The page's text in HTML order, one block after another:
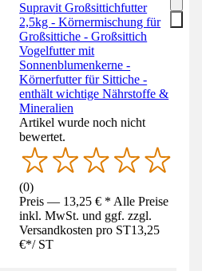
Supravit Großsittichfutter
2,5kg - Körnermischung für
Großsittiche - Großsittich
Vogelfutter mit
Sonnenblumenkerne -
Körnerfutter für Sittiche -
enthält wichtige Nährstoffe &
Mineralien
Artikel wurde noch nicht
bewertet.
(0)
Preis — 13,25 € * Alle Preise
inkl. MwSt. und ggf. zzgl.
Versandkosten pro ST13,25
€*/ ST